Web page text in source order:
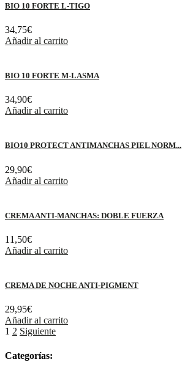
BIO 10 FORTE L-TIGO
34,75€
Añadir al carrito
BIO 10 FORTE M-LASMA
34,90€
Añadir al carrito
BIO10 PROTECT ANTIMANCHAS PIEL NORM...
29,90€
Añadir al carrito
CREMA ANTI-MANCHAS: DOBLE FUERZA
11,50€
Añadir al carrito
CREMA DE NOCHE ANTI-PIGMENT
29,95€
Añadir al carrito
1 2 Siguiente
Categorías: